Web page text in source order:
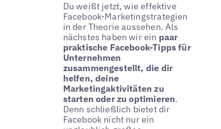
Du weißt jetzt, wie effektive
Facebook-Marketingstrategien
in der Theorie aussehen. Als
nächstes haben wir ein paar
praktische Facebook-Tipps für
Unternehmen
zusammengestellt, die dir
helfen, deine
Marketingaktivitäten zu
starten oder zu optimieren.
Denn schließlich bietet dir
Facebook nicht nur ein